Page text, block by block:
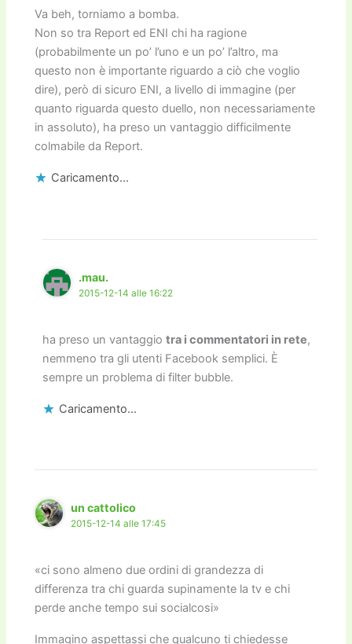
Va beh, torniamo a bomba.
Non so tra Report ed ENI chi ha ragione
(probabilmente un po’ l’uno e un po’ l’altro, ma
questo non è importante riguardo a ciò che voglio
dire), però di sicuro ENI, a livello di immagine (per
quanto riguarda questo duello, non necessariamente
in assoluto), ha preso un vantaggio difficilmente
colmabile da Report.
Caricamento...
.mau.
2015-12-14 alle 16:22
ha preso un vantaggiotra i commentatori in rete,
nemmeno tra gli utenti Facebook semplici. È
sempre un problema di filter bubble.
Caricamento...
un cattolico
2015-12-14 alle 17:45
«ci sono almeno due ordini di grandezza di
differenza tra chi guarda supinamente la tv e chi
perde anche tempo sui socialcosi»
Immagino aspettassi che qualcuno ti chiedesse